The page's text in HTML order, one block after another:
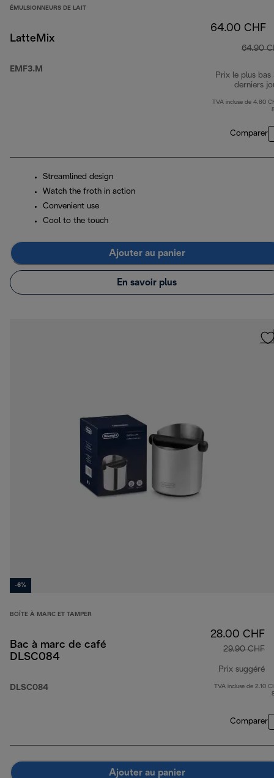
ÉMULSIONNEURS DE LAIT
LatteMix
EMF3.M
64.00 CHF
64.90
Prix le plus bas
derniers
TVA incluse de 4.80
Comparer
Streamlined design
Watch the froth in action
Convenient use
Cool to the touch
Ajouter au panier
En savoir plus
-6%
BOÎTE À MARC ET TAMPER
Bac à marc de café
DLSC084
DLSC084
28.00 CHF
29.90 CHF
Prix suggéré
TVA incluse de 2.10
Comparer
Ajouter au panier